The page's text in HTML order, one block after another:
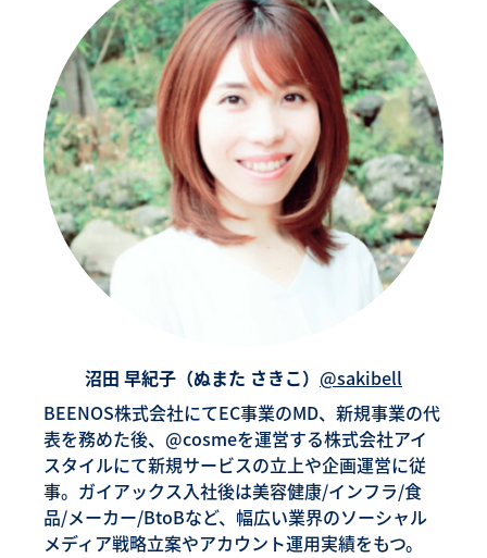
沼田 早紀子（ぬまた さきこ） @sakibell
BEENOS株式会社にてEC事業のMD、新規事業の代
表を務めた後、@cosmeを運営する株式会社アイ
スタイルにて新規サービスの立上や企画運営に従
事。ガイアックス入社後は美容健康/インフラ/食
品/メーカー/BtoBなど、幅広い業界のソーシャル
メディア戦略立案やアカウント運用実績をもつ。